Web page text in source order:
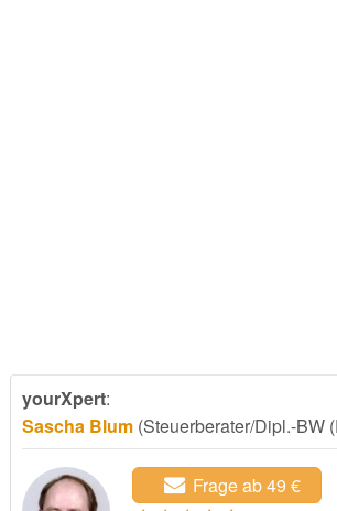
yourXpert:
Sascha Blum(Steuerberater/Dipl.-BW
Frage ab 49 €